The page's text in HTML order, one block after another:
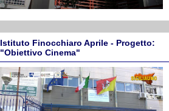
Istituto Finocchiaro Aprile - Progetto:
"Obiettivo Cinema"